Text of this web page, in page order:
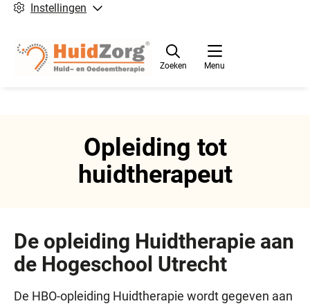
Instellingen
Menu
Zoeken
Opleiding tot
huidtherapeut
De opleiding Huidtherapie aan
de Hogeschool Utrecht
De HBO-opleiding Huidtherapie wordt gegeven aan